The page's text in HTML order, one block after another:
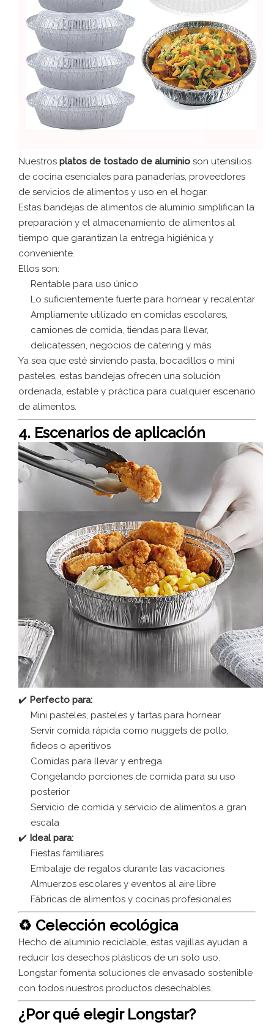
Nuestros platos de tostado de aluminio son utensilios
de cocina esenciales para panaderías, proveedores
de servicios de alimentos y uso en el hogar.
Estas bandejas de alimentos de aluminio simplifican la
preparación y el almacenamiento de alimentos al
tiempo que garantizan la entrega higiénica y
conveniente.
Ellos son:
Rentable para uso único
Lo suficientemente fuerte para hornear y recalentar
Ampliamente utilizado en comidas escolares,
camiones de comida, tiendas para llevar,
delicatessen, negocios de catering y más
Ya sea que esté sirviendo pasta, bocadillos o mini
pasteles, estas bandejas ofrecen una solución
ordenada, estable y práctica para cualquier escenario
de alimentos.
4. Escenarios de aplicación
✔️ Perfecto para:
Mini pasteles, pasteles y tartas para hornear
Servir comida rápida como nuggets de pollo,
fideos o aperitivos
Comidas para llevar y entrega
Congelando porciones de comida para su uso
posterior
Servicio de comida y servicio de alimentos a gran
escala
✔️ Ideal para:
Fiestas familiares
Embalaje de regalos durante las vacaciones
Almuerzos escolares y eventos al aire libre
Fábricas de alimentos y cocinas profesionales
♻️ Celección ecológica
Hecho de aluminio reciclable, estas vajillas ayudan a
reducir los desechos plásticos de un solo uso.
Longstar fomenta soluciones de envasado sostenible
con todos nuestros productos desechables.
¿Por qué elegir Longstar?